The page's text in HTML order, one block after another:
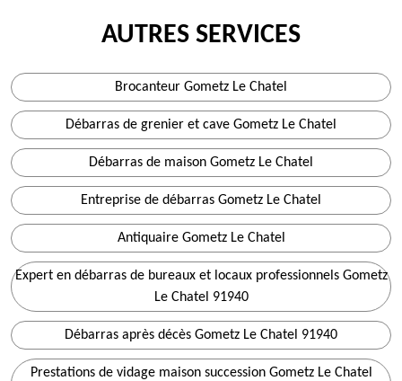
AUTRES SERVICES
Brocanteur Gometz Le Chatel
Débarras de grenier et cave Gometz Le Chatel
Débarras de maison Gometz Le Chatel
Entreprise de débarras Gometz Le Chatel
Antiquaire Gometz Le Chatel
Expert en débarras de bureaux et locaux professionnels Gometz
Le Chatel 91940
Débarras après décès Gometz Le Chatel 91940
Prestations de vidage maison succession Gometz Le Chatel